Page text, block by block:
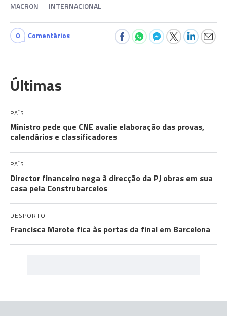
MACRON INTERNACIONAL
0 Comentários
Últimas
PAÍS
Ministro pede que CNE avalie elaboração das provas,
calendários e classificadores
PAÍS
Director financeiro nega à direcção da PJ obras em sua
casa pela Construbarcelos
DESPORTO
Francisca Marote fica às portas da final em Barcelona